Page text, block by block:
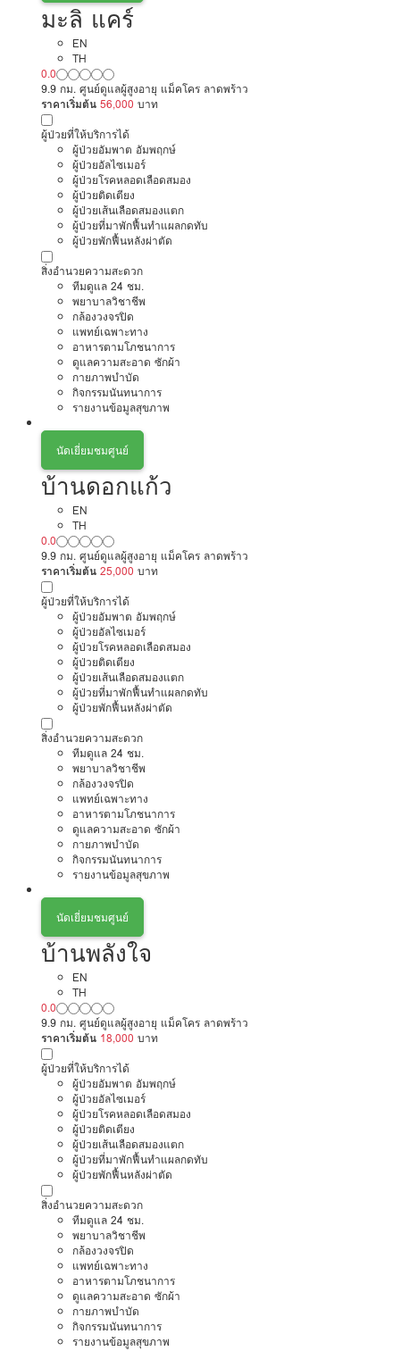
มะลิ แคร์
EN
TH
0.0
9.9 กม. ศูนย์ดูแลผู้สูงอายุ แม็คโคร ลาดพร้าว
ราคาเริ่มต้น 56,000 บาท
ผู้ป่วยที่ให้บริการได้
ผู้ป่วยอัมพาต อัมพฤกษ์
ผู้ป่วยอัลไซเมอร์
ผู้ป่วยโรคหลอดเลือดสมอง
ผู้ป่วยติดเตียง
ผู้ป่วยเส้นเลือดสมองแตก
ผู้ป่วยที่มาพักฟื้นทำแผลกดทับ
ผู้ป่วยพักฟื้นหลังผ่าตัด
สิ่งอำนวยความสะดวก
ทีมดูแล 24 ชม.
พยาบาลวิชาชีพ
กล้องวงจรปิด
แพทย์เฉพาะทาง
อาหารตามโภชนาการ
ดูแลความสะอาด ซักผ้า
กายภาพบำบัด
กิจกรรมนันทนาการ
รายงานข้อมูลสุขภาพ
นัดเยี่ยมชมศูนย์
บ้านดอกแก้ว
EN
TH
0.0
9.9 กม. ศูนย์ดูแลผู้สูงอายุ แม็คโคร ลาดพร้าว
ราคาเริ่มต้น 25,000 บาท
ผู้ป่วยที่ให้บริการได้
ผู้ป่วยอัมพาต อัมพฤกษ์
ผู้ป่วยอัลไซเมอร์
ผู้ป่วยโรคหลอดเลือดสมอง
ผู้ป่วยติดเตียง
ผู้ป่วยเส้นเลือดสมองแตก
ผู้ป่วยที่มาพักฟื้นทำแผลกดทับ
ผู้ป่วยพักฟื้นหลังผ่าตัด
สิ่งอำนวยความสะดวก
ทีมดูแล 24 ชม.
พยาบาลวิชาชีพ
กล้องวงจรปิด
แพทย์เฉพาะทาง
อาหารตามโภชนาการ
ดูแลความสะอาด ซักผ้า
กายภาพบำบัด
กิจกรรมนันทนาการ
รายงานข้อมูลสุขภาพ
นัดเยี่ยมชมศูนย์
บ้านพลังใจ
EN
TH
0.0
9.9 กม. ศูนย์ดูแลผู้สูงอายุ แม็คโคร ลาดพร้าว
ราคาเริ่มต้น 18,000 บาท
ผู้ป่วยที่ให้บริการได้
ผู้ป่วยอัมพาต อัมพฤกษ์
ผู้ป่วยอัลไซเมอร์
ผู้ป่วยโรคหลอดเลือดสมอง
ผู้ป่วยติดเตียง
ผู้ป่วยเส้นเลือดสมองแตก
ผู้ป่วยที่มาพักฟื้นทำแผลกดทับ
ผู้ป่วยพักฟื้นหลังผ่าตัด
สิ่งอำนวยความสะดวก
ทีมดูแล 24 ชม.
พยาบาลวิชาชีพ
กล้องวงจรปิด
แพทย์เฉพาะทาง
อาหารตามโภชนาการ
ดูแลความสะอาด ซักผ้า
กายภาพบำบัด
กิจกรรมนันทนาการ
รายงานข้อมูลสุขภาพ